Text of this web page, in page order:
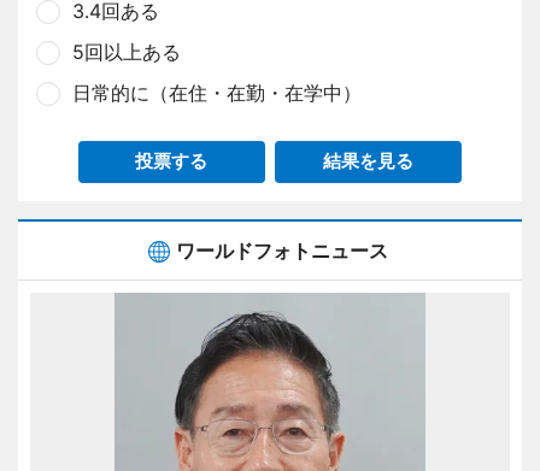
3.4回ある
5回以上ある
日常的に（在住・在勤・在学中）
投票する 結果を見る
ワールドフォトニュース